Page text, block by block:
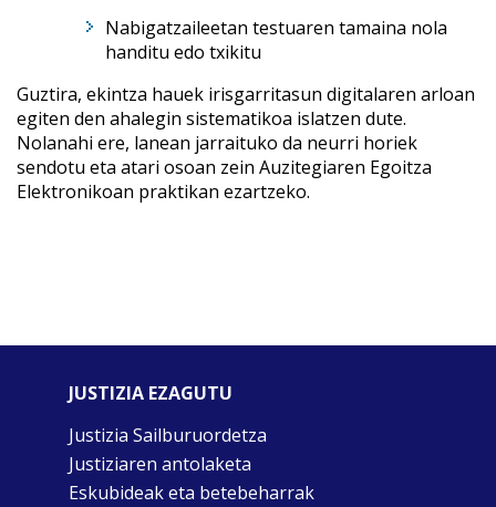
Nabigatzaileetan testuaren tamaina nola
handitu edo txikitu
Guztira, ekintza hauek irisgarritasun digitalaren arloan
egiten den ahalegin sistematikoa islatzen dute.
Nolanahi ere, lanean jarraituko da neurri horiek
sendotu eta atari osoan zein Auzitegiaren Egoitza
Elektronikoan praktikan ezartzeko.
JUSTIZIA EZAGUTU
Justizia Sailburuordetza
Justiziaren antolaketa
Eskubideak eta betebeharrak